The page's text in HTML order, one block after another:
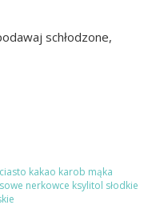
schłodzone,
ciasto kakao karob mąka
nerkowce ksylitol słodkie